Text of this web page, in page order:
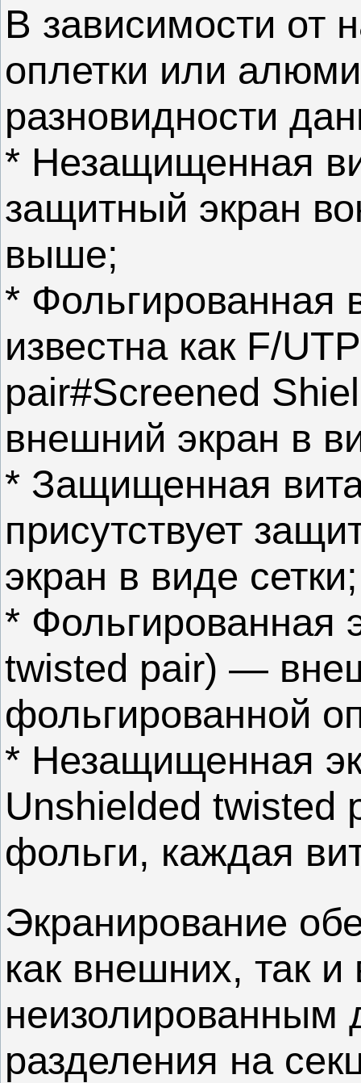
В зависимости от
оплетки или
разновидности
* Незащищенная
защитный экран
выше;
* Фольгированная
известна как F/
pair#Screened
внешний экран в
* Защищенная
присутствует
экран в виде сетки;
* Фольгированная
twisted pair) —
фольгированной
* Незащищенная
Unshielded twisted
фольги, каждая
Экранирование
как внешних, так
неизолированным
разделения на